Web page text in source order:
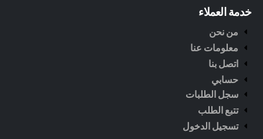
خدمة العملاء
من نحن
معلومات عنا
اتصل بنا
حسابي
سجل الطلبات
تتبع الطلب
تسجيل الدخول